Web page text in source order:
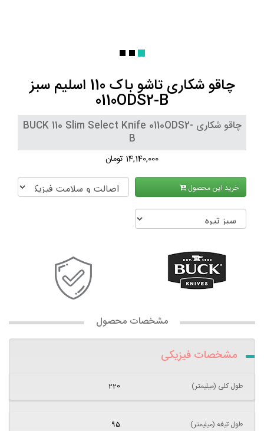
چاقو شکاری تاشو باک 110 اسلیم سبز
0110ODS2-B
چاقو شکاری BUCK 110 Slim Select Knife 0110ODS2-
B
14,140,000 تومان
خرید این محصول
مشخصات محصول
مشخصات فیزیکی
طول کلی (میلیمتر) 220
طول تیغه (میلیمتر) 95